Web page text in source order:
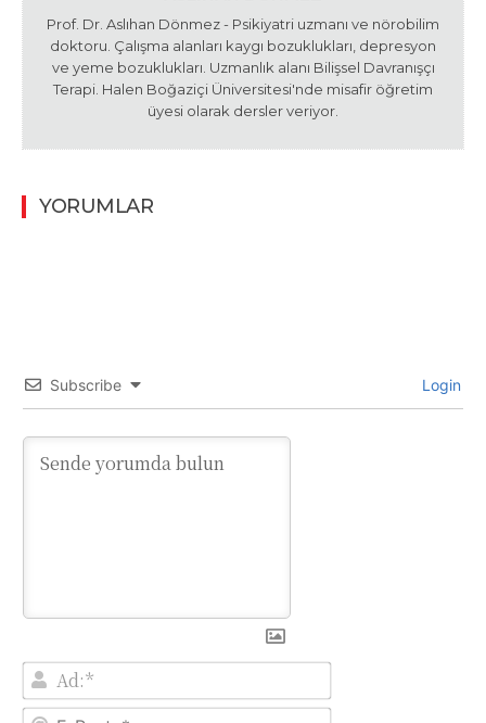
Prof. Dr. Aslıhan Dönmez - Psikiyatri uzmanı ve nörobilim
doktoru. Çalışma alanları kaygı bozuklukları, depresyon
ve yeme bozuklukları. Uzmanlık alanı Bilişsel Davranışçı
Terapi. Halen Boğaziçi Üniversitesi'nde misafir öğretim
üyesi olarak dersler veriyor.
YORUMLAR
Subscribe Login
Ad:*
E-